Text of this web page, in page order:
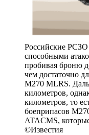
Российские
способными
пробивая броню
чем достаточно
M270 MLRS.
километров,
километров, то
боеприпасов
ATACMS,
©Известия